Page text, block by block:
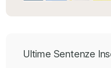
Ultime Sentenze